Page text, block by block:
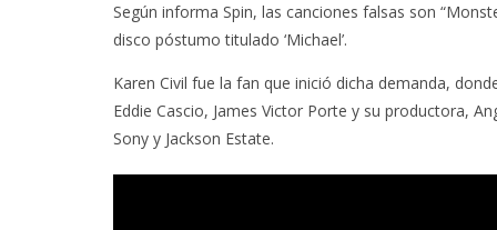
Según informa Spin, las canciones falsas son
disco póstumo titulado ‘Michael’.
Karen Civil fue la fan que inició dicha demanda,
Eddie Cascio, James Victor Porte y su productora,
Sony y Jackson Estate.